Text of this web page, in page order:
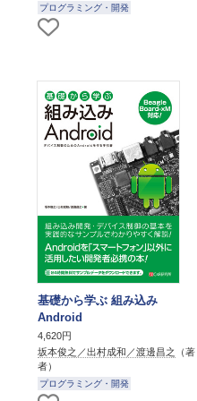
プログラミング・開発
基礎から学ぶ 組み込み
Android
4,620円
坂本俊之／出村成和／渡邊昌之
（著
者）
プログラミング・開発